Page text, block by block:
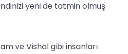
yeni de tatmin olmuş
ve Vishal gibi insanları